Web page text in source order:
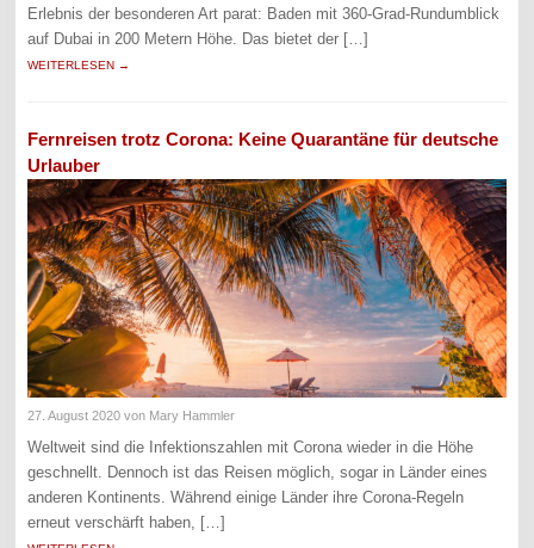
Erlebnis der besonderen Art parat: Baden mit 360-Grad-Rundumblick
auf Dubai in 200 Metern Höhe. Das bietet der […]
WEITERLESEN →
Fernreisen trotz Corona: Keine Quarantäne für deutsche
Urlauber
27. August 2020 von Mary Hammler
Weltweit sind die Infektionszahlen mit Corona wieder in die Höhe
geschnellt. Dennoch ist das Reisen möglich, sogar in Länder eines
anderen Kontinents. Während einige Länder ihre Corona-Regeln
erneut verschärft haben, […]